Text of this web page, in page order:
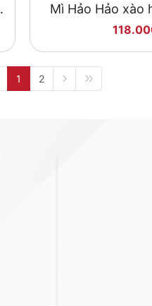
Mì Hảo Hảo xào
xào chua ngọt
1 2